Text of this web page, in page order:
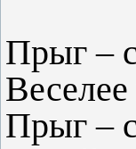
Прыг –
Прыг –